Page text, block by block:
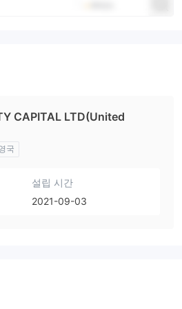
CAPITAL LTD(United
국
설립 시간
2021-09-03